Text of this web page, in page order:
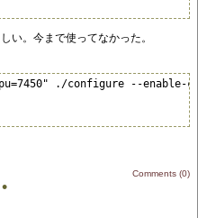
い。今まで使ってなかった。
./configure --enable-
Comments (0)